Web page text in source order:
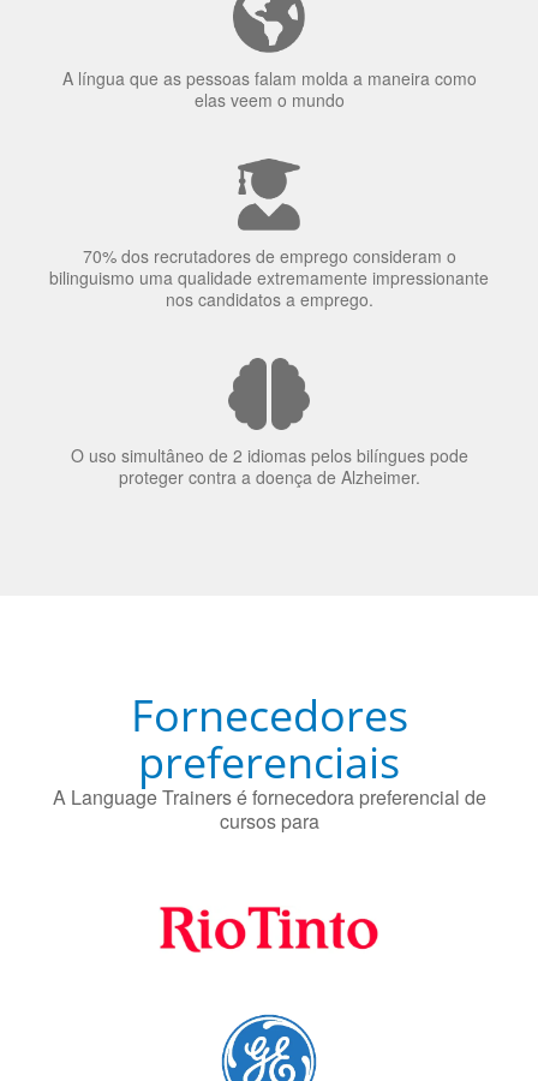
A língua que as pessoas falam molda a maneira como
elas veem o mundo
70% dos recrutadores de emprego consideram o
bilinguismo uma qualidade extremamente impressionante
nos candidatos a emprego.
O uso simultâneo de 2 idiomas pelos bilíngues pode
proteger contra a doença de Alzheimer.
Fornecedores
preferenciais
A Language Trainers é fornecedora preferencial de
cursos para